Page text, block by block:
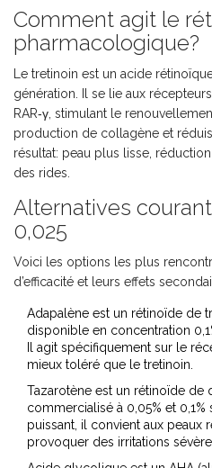
Comment agit le
pharmacologique?
Le tretinoin est un acide
génération . Il se lie aux
RAR‑γ, stimulant le
production de collagène et
résultat: peau plus lisse,
des rides.
Alternatives
0,025
Voici les options les plus
d’efficacité et leurs effets
Adapalène est un rétinoïde de
disponible en concentration
Il agit spécifiquement sur le
mieux toléré que le tretinoin.
Tazarotène est un rétinoïde de
commercialisé à 0,05% et
puissant, il convient aux peaux
provoquer des irritations